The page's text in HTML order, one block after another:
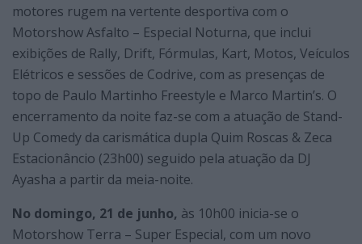
motores rugem na vertente desportiva com o
Motorshow Asfalto – Especial Noturna, que inclui
exibições de Rally, Drift, Fórmulas, Kart, Motos, Veículos
Elétricos e sessões de Codrive, com as presenças de
topo de Paulo Martinho Freestyle e Marco Martin’s. O
encerramento da noite faz-se com a atuação de Stand-
Up Comedy da carismática dupla Quim Roscas & Zeca
Estacionâncio (23h00) seguido pela atuação da DJ
Ayasha a partir da meia-noite.
No domingo, 21 de junho, às 10h00 inicia-se o
Motorshow Terra – Super Especial, com um novo